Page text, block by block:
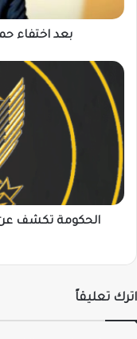
بعد اختفاء
الحكومة
تكشف
عن
موقفها
بشأن
أديس
أبابا
و
الحكومة تكشف عن
اترك تعليقاً